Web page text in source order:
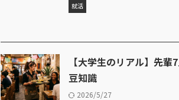
就活
【大学生のリアル】先
豆知識
2026/5/27